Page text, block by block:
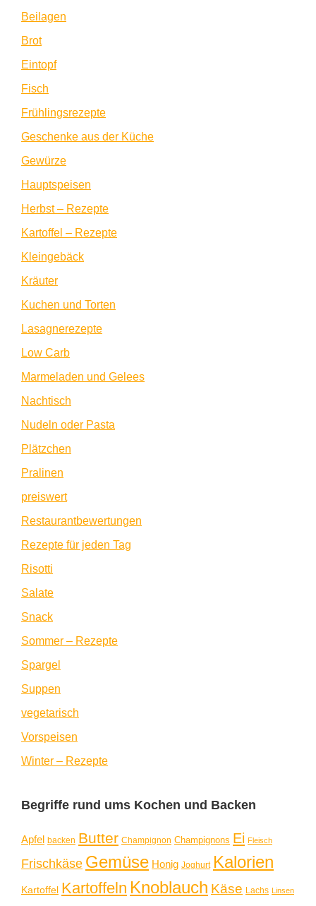
Beilagen
Brot
Eintopf
Fisch
Frühlingsrezepte
Geschenke aus der Küche
Gewürze
Hauptspeisen
Herbst – Rezepte
Kartoffel – Rezepte
Kleingebäck
Kräuter
Kuchen und Torten
Lasagnerezepte
Low Carb
Marmeladen und Gelees
Nachtisch
Nudeln oder Pasta
Plätzchen
Pralinen
preiswert
Restaurantbewertungen
Rezepte für jeden Tag
Risotti
Salate
Snack
Sommer – Rezepte
Spargel
Suppen
vegetarisch
Vorspeisen
Winter – Rezepte
Begriffe rund ums Kochen und Backen
Apfel backen Butter Champignon Champignons Ei Fleisch
Frischkäse Gemüse Honig Joghurt Kalorien
Kartoffel Kartoffeln Knoblauch Käse Lachs Linsen